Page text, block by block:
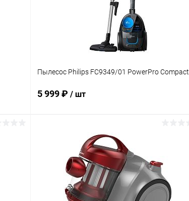
Пылесос Philips FC9349/01 PowerPro Compact
5 999 ₽ / шт
В корзину
Купить в 1 клик К сравнению
В избранное В наличии